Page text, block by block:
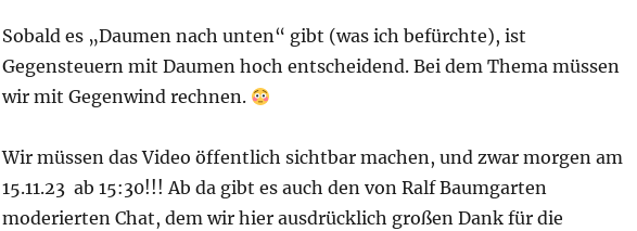
Sobald es „Daumen nach unten“ gibt (was ich befürchte), ist
Gegensteuern mit Daumen hoch entscheidend. Bei dem Thema müssen
wir mit Gegenwind rechnen.
Wir müssen das Video öffentlich sichtbar machen, und zwar morgen am
15.11.23 ab 15:30!!! Ab da gibt es auch den von Ralf Baumgarten
moderierten Chat, dem wir hier ausdrücklich großen Dank für die